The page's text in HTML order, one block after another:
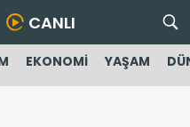
CANLI
EKONOMİ YAŞAM